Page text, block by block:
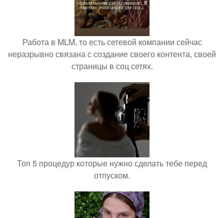
Работа в MLM, то есть сетевой компании сейчас
неразрывно связана с создание своего контента, своей
страницы в соц сетях.
Топ 5 процедур которые нужно сделать тебе перед
отпуском.